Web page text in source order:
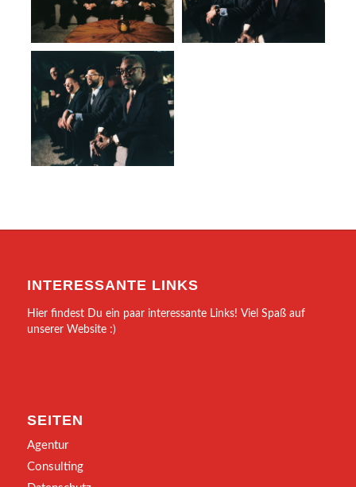
INTERESSANTE LINKS
Hier findest Du ein paar interessante Links! Viel Spaß auf
unserer Website :)
SEITEN
Agentur
Consulting